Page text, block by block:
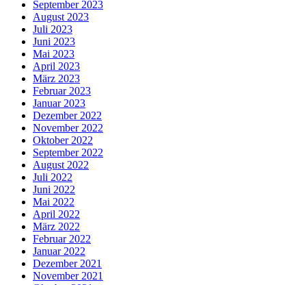
September 2023
August 2023
Juli 2023
Juni 2023
Mai 2023
April 2023
März 2023
Februar 2023
Januar 2023
Dezember 2022
November 2022
Oktober 2022
September 2022
August 2022
Juli 2022
Juni 2022
Mai 2022
April 2022
März 2022
Februar 2022
Januar 2022
Dezember 2021
November 2021